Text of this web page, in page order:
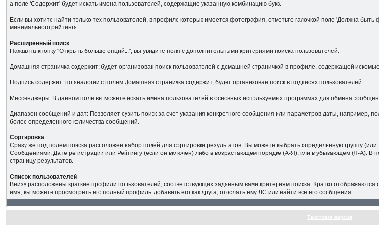
а поле 'Содержит' будет искать имена пользователей, содержащие указанную комбинацию букв.
Если вы хотите найти только тех пользователей, в профиле которых имеется фотография, отметьте галочкой поле 'Должна
минимального рейтинга.
Расширенный поиск
Нажав на кнопку "Открыть больше опций...", вы увидите поля с дополнительными критериями поиска пользователей.
Домашняя страничка содержит: будет организован поиск пользователей с домашней страничкой в профиле, содержащей
Подпись содержит: по аналогии с полем Домашняя страничка содержит, будет организован поиск в подписях пользователей.
Мессенджеры: В данном поле вы можете искать имена пользователей в основных используемых программах для обмена
Диапазон сообщений и дат: Позволяет сузить поиск за счет указания конкретного сообщения или параметров даты, например,
более определенного количества сообщений.
Сортировка
Сразу же под полем поиска расположен набор полей для сортировки результатов. Вы можете выбрать определенную группу
Сообщениями, Дате регистрации или Рейтингу (если он включен) либо в возрастающем порядке (А-Я), или в убывающем (Я-А). В
страницу результатов.
Список пользователей
Внизу расположены краткие профили пользователей, соответствующих заданным вами критериям поиска. Кратко
имя, вы можете просмотреть его полный профиль, добавить его как друга, отослать ему ЛС или найти все его сообщения.
Текстовая версия